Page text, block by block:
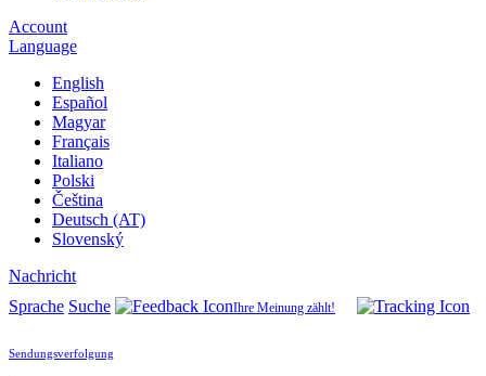
Account
Language
English
Español
Magyar
Français
Italiano
Polski
Čeština
Deutsch (AT)
Slovenský
Nachricht
Sprache Suche Ihre Meinung zählt!
Sendungsverfolgung